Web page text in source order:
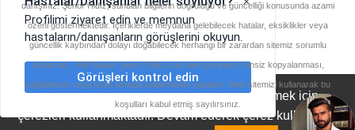
Diyetisyensenol.com, deneyiminizi geliştirmek için
çerezleri kullanmaktadır. Devam ederek çerez kullanımını
danışınız. Şenol Yıldız, sunulan bilgilerin doğruluğu ve güncelliği konusunda azami
özeni göstermektedir. İçeriklerde meydana gelebilecek hatalar, eksiklikler veya
güncellik kaybından dolayı doğabilecek herhangi bir zarardan sitemiz sorumlu
tutulamaz. Telif hakları Şenol Yıldız’a ait olan içeriklerin izinsiz kopyalanması,
çoğaltılması veya ticari amaçla kullanılması yasaktır. Web sitemizi kullanarak bu
koşulları kabul etmiş sayılırsınız.